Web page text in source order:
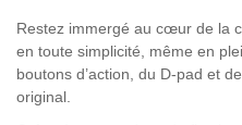
Restez immergé au cœur de la
en toute simplicité, même en
boutons d’action, du D-pad et
original.